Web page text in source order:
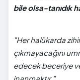
bile olsa-tanıdık
"Her halükarda
çıkmayacağını
edecek beceriye